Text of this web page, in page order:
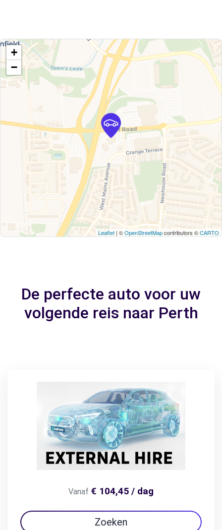
+
−
Leaflet | ©OpenStreetMapcontributors ©CARTO
De perfecte auto voor uw
volgende reis naar Perth
Vanaf € 104,45 / dag
Zoeken